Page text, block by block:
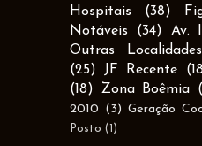
Hospitais
(38)
Notáveis
(34) Av.
Outras Localidades
(25)
JF Recente
(18)
Zona Boêmia
2010 (3) Geração
Posto (1)